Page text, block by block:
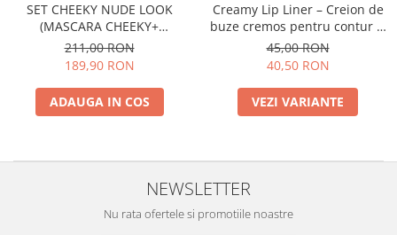
SET CHEEKY NUDE LOOK
(MASCARA CHEEKY+
NUDELIGHTFUL LIPSTICK NR
400)
211,00 RON
189,90 RON
ADAUGA IN COS
Creamy Lip Liner – Creion de
buze cremos pentru contur si
definire
45,00 RON
40,50 RON
VEZI VARIANTE
NEWSLETTER
Nu rata ofertele si promotiile noastre